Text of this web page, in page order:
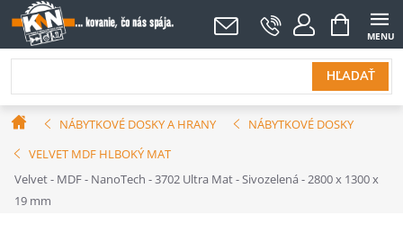
Prejsť
na
obsah
HĽADAŤ
NÁKUPNÝ
KOŠÍK
DomovNÁBYTKOVÉ DOSKY A HRANY
NÁBYTKOVÉ DOSKY
VELVET MDF HLBOKÝ MAT
Velvet - MDF - NanoTech - 3702 Ultra Mat - Sivozelená - 2800 x 1300 x
19 mm